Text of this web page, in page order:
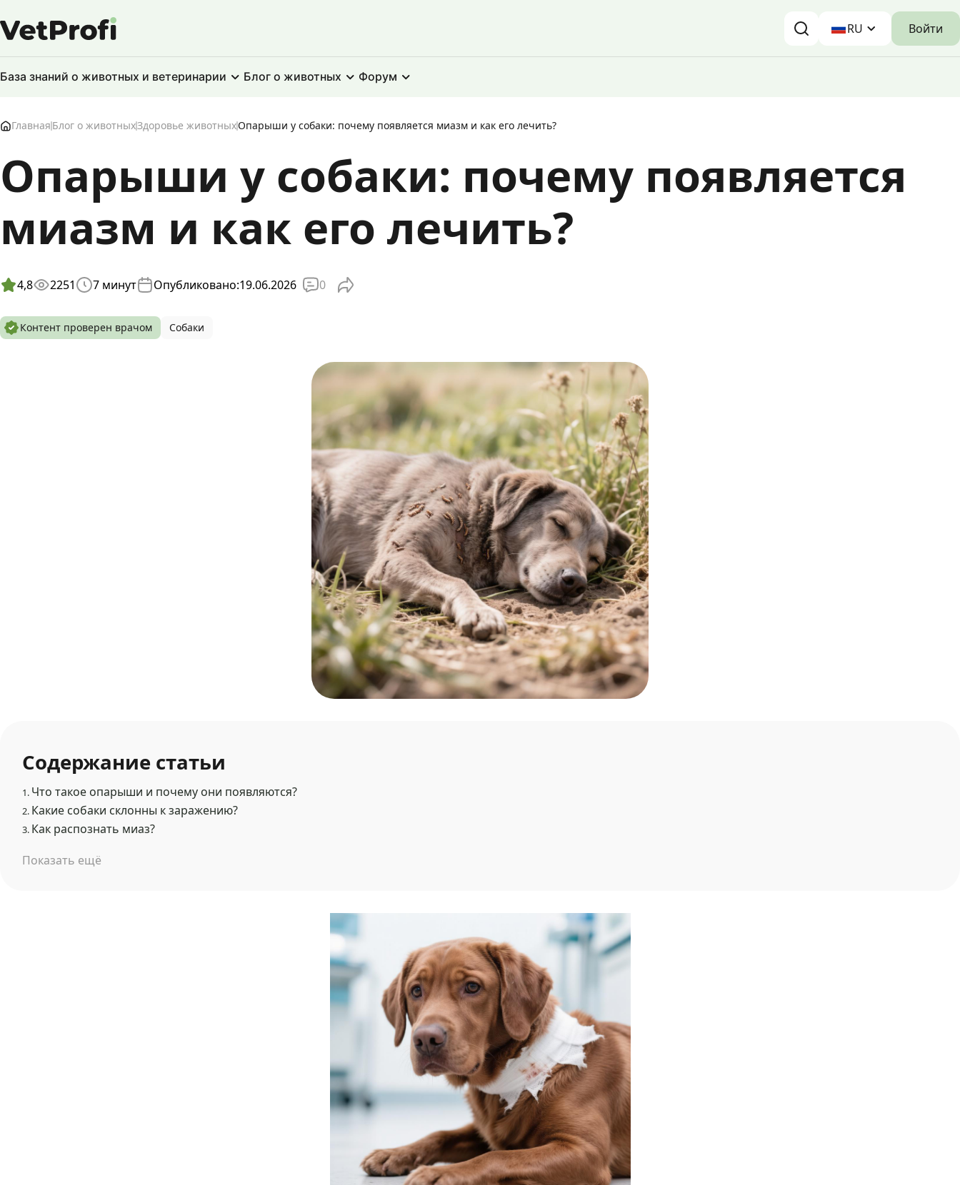
RU Войти
База знаний о животных и ветеринарии Блог о животных Форум
Главная Блог о животныхЗдоровье животныхОпарыши у собаки: почему появляется миазм и как его лечить?
Опарыши у собаки: почему появляется
миазм и как его лечить?
4,8 2251 7 минут Опубликовано:19.06.2026 0
Контент проверен врачом Собаки
Содержание статьи
1. Что такое опарыши и почему они появляются?
2. Какие собаки склонны к заражению?
3. Как распознать миаз?
Показать ещё